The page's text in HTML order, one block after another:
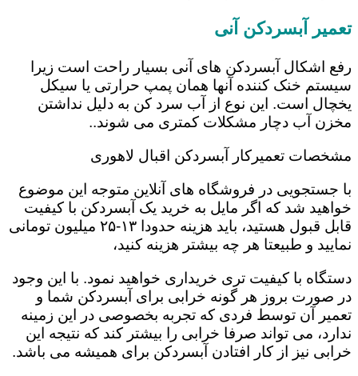
تعمیر آبسردکن آنی
رفع اشکال آبسردکن های آنی بسیار راحت است زیرا
سیستم خنک کننده آنها همان پمپ حرارتی یا سیکل
یخچال است. این نوع از آب سرد کن به دلیل نداشتن
مخزن آب دچار مشکلات کمتری می شوند..
مشخصات تعمیرکار آبسردکن اقبال لاهوری
با جستجویی در فروشگاه های آنلاین متوجه این موضوع
خواهید شد که اگر مایل به خرید یک آبسردکن با کیفیت
قابل قبول هستید، باید هزینه حدودا ۱۳-۲۵ میلیون تومانی
نمایید و طبیعتا هر چه بیشتر هزینه کنید،
دستگاه با کیفیت تری خریداری خواهید نمود. با این وجود
در صورت بروز هر گونه خرابی برای آبسردکن شما و
تعمیر آن توسط فردی که تجربه بخصوصی در این زمینه
ندارد، می تواند صرفا خرابی را بیشتر کند که نتیجه این
خرابی نیز از کار افتادن آبسردکن برای همیشه می باشد.